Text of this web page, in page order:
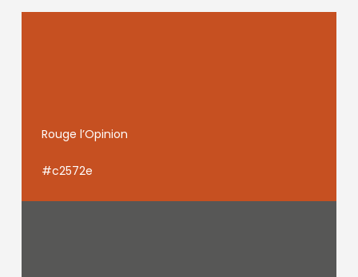
Rouge l’Opinion
#c2572e